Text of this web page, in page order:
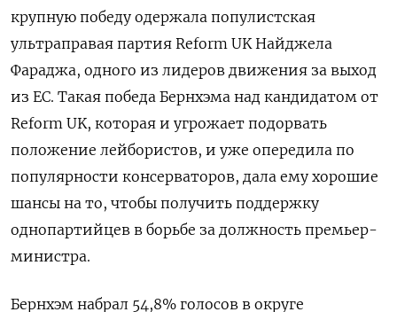
крупную победу одержала популистская
ультраправая партия Reform UK Найджела
Фараджа, одного из лидеров движения за выход
из ЕС. Такая победа Бернхэма над кандидатом от
Reform UK, которая и угрожает подорвать
положение лейбористов, и уже опередила по
популярности консерваторов, дала ему хорошие
шансы на то, чтобы получить поддержку
однопартийцев в борьбе за должность премьер-
министра.
Бернхэм набрал 54,8% голосов в округе